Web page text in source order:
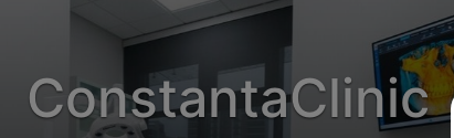
ConstantaClinic